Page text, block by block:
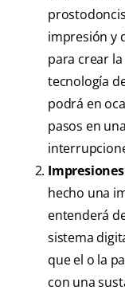
impresión y
para crear
tecnología
podrá en
pasos en
hecho una
entenderá
sistema
que el o la
con una